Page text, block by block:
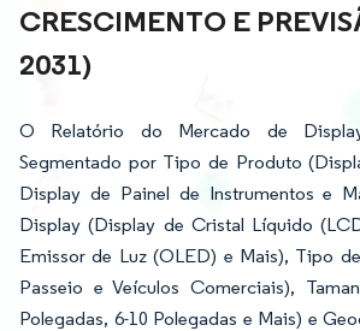
CRESCIMENTO E
2031)
O Relatório do Mercado de
Segmentado por Tipo de Produto
Display de Painel de Instrumentos e
Display (Display de Cristal Líquido
Emissor de Luz (OLED) e Mais), Tipo
Passeio e Veículos Comerciais),
Polegadas, 6-10 Polegadas e Mais) e